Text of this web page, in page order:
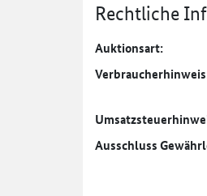
Rechtliche
Auktionsart:
Ausschluss